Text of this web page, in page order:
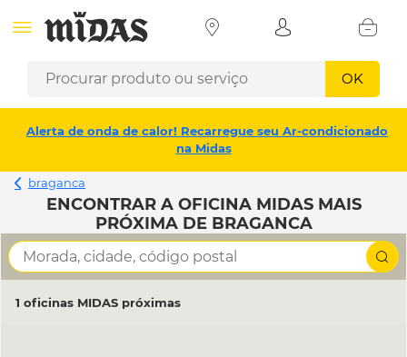
OK
Alerta de onda de calor! Recarregue seu Ar-condicionado
na Midas
braganca
ENCONTRAR A OFICINA MIDAS MAIS
PRÓXIMA DE BRAGANCA
1 oficinas MIDAS próximas